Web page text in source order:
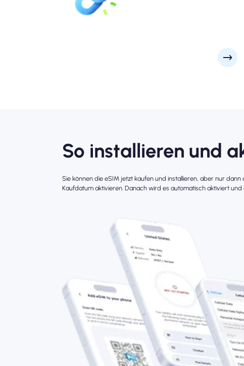
Konnektivität. Gehen Sie online, sobald Sie ohne
Probleme oder Verzögerungen am Flughafen ankommen.
So installieren und
Sie können die eSIM jetzt kaufen und installieren, aber nur
Kaufdatum aktivieren. Danach wird es automatisch aktiviert